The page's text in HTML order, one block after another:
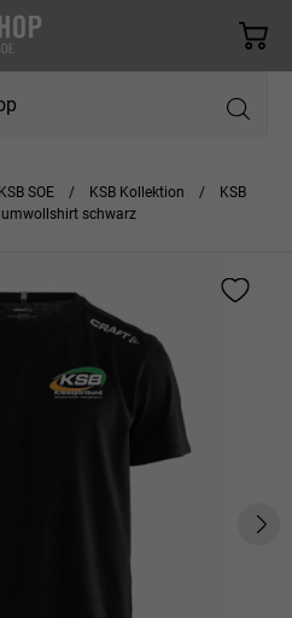
KSB SOE KSB Kollektion
KSB
schwarz